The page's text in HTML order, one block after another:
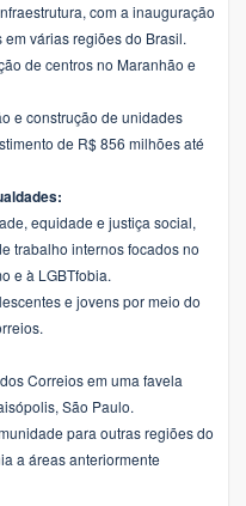
com a inauguração
várias regiões do Brasil.
de centros no Maranhão e
e construção de unidades
de R$ 856 milhões até
equidade e justiça social,
trabalho internos focados no
e à LGBTfobia.
e jovens por meio do
Correios em uma favela
São Paulo.
para outras regiões do
a áreas anteriormente